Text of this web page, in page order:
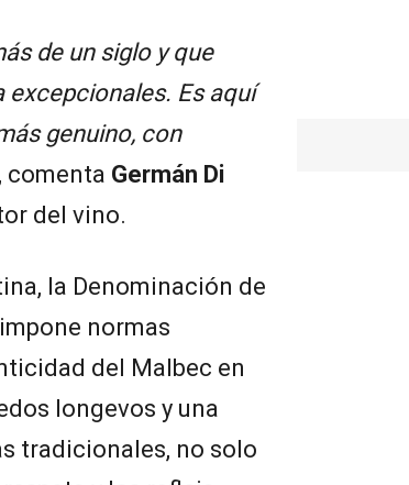
de un siglo y que
excepcionales. Es aquí
genuino, con
comenta Germán Di
del vino.
la Denominación de
normas
del Malbec en
longevos y una
tradicionales, no solo